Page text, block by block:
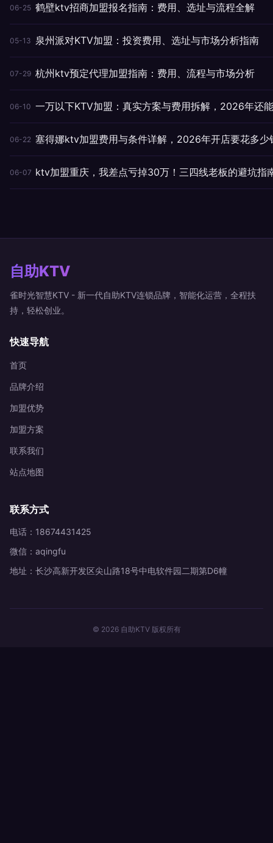
06-25 鹤壁ktv招商加盟报名指南：费用、选址与流程全解
05-13 泉州派对KTV加盟：投资费用、选址与市场分析指南
07-29 杭州ktv预定代理加盟指南：费用、流程与市场分析
06-10 一万以下KTV加盟：真实方案与费用拆解，2026年还
06-22 塞得娜ktv加盟费用与条件详解，2026年开店要花多少
06-07 ktv加盟重庆，我差点亏掉30万！三四线老板的避坑指
自助KTV
雀时光智慧KTV - 新一代自助KTV连锁品牌，智能化运营，全程扶
持，轻松创业。
快速导航
首页
品牌介绍
加盟优势
加盟方案
联系我们
站点地图
联系方式
电话：18674431425
微信：aqingfu
地址：长沙高新开发区尖山路18号中电软件园二期第D6幢
© 2026 自助KTV 版权所有